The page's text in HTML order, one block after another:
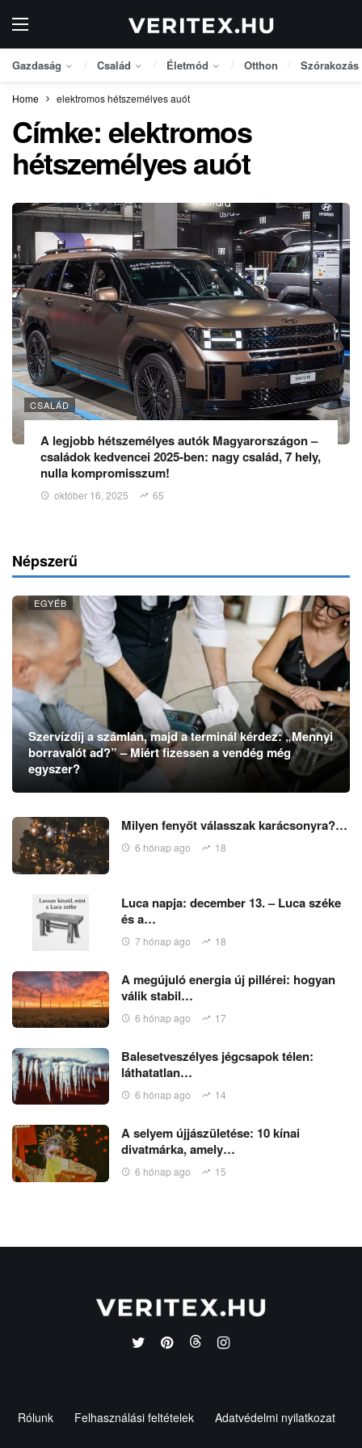
Gazdaság Család Életmód Otthon Szórakozás
Home elektromos hétszemélyes auót
Címke:elektromos
hétszemélyes auót
CSALÁD
A legjobb hétszemélyes autók Magyarországon –
családok kedvencei 2025-ben: nagy család, 7 hely,
nulla kompromisszum!
október 16, 2025 65
Népszerű
EGYÉB
Szervízdíj a számlán, majd a terminál kérdez: „Mennyi
borravalót ad?” – Miért fizessen a vendég még
egyszer?
Milyen fenyőt válasszak karácsonyra?…
6 hónap ago 18
Luca napja: december 13. – Luca széke
és a…
7 hónap ago 18
A megújuló energia új pillérei: hogyan
válik stabil…
6 hónap ago 17
Balesetveszélyes jégcsapok télen:
láthatatlan…
6 hónap ago 14
A selyem újjászületése: 10 kínai
divatmárka, amely…
6 hónap ago 15
Rólunk Felhasználási feltételek Adatvédelmi nyilatkozat